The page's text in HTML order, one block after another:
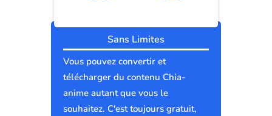
Sans Limites
Vous pouvez convertir et
télécharger du contenu Chia-
anime autant que vous le
souhaitez. C'est toujours gratuit,